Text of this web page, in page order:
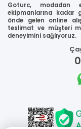
Goturc, modadan
ekipmanlarına kadar
önde gelen online
teslimat ve müşteri
deneyimini sağlıyoruz.